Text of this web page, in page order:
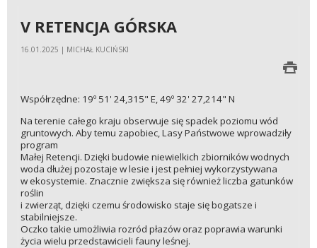
V RETENCJA GÓRSKA
16.01.2025 | MICHAŁ KUCIŃSKI
Współrzędne: 19º 51' 24,315" E, 49º 32' 27,214" N
Na terenie całego kraju obserwuje się spadek poziomu wód
gruntowych. Aby temu zapobiec, Lasy Państwowe wprowadziły
program
Małej Retencji. Dzięki budowie niewielkich zbiorników wodnych
woda dłużej pozostaje w lesie i jest pełniej wykorzystywana
w ekosystemie. Znacznie zwiększa się również liczba gatunków
roślin
i zwierząt, dzięki czemu środowisko staje się bogatsze i
stabilniejsze.
Oczko takie umożliwia rozród płazów oraz poprawia warunki
życia wielu przedstawicieli fauny leśnej.